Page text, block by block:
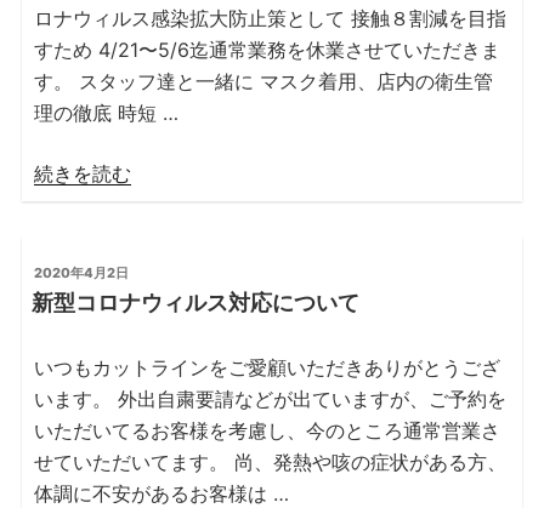
ロナウィルス感染拡大防止策として 接触８割減を目指
すため 4/21〜5/6迄通常業務を休業させていただきま
す。 スタッフ達と一緒に マスク着用、店内の衛生管
理の徹底 時短 …
“カ
ッ
ラ
イ
金
沢
八
景
イ
続きを読む
投
稿
日:
2020年4月2日
新型コロナウィルス対応について
いつもカットラインをご愛顧いただきありがとうござ
います。 外出自粛要請などが出ていますが、ご予約を
いただいてるお客様を考慮し、今のところ通常営業さ
せていただいてます。 尚、発熱や咳の症状がある方、
体調に不安があるお客様は …